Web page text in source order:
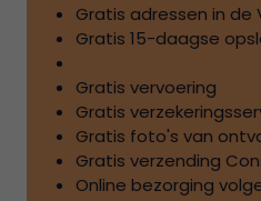
Gratis adressen in de
Gratis 15-daagse
Gratis vervoering
Gratis
Gratis foto's van
Gratis verzending
Online bezorging